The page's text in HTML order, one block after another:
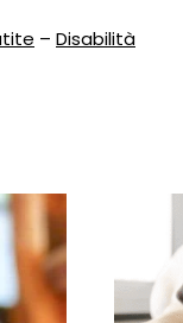
– Disabilità